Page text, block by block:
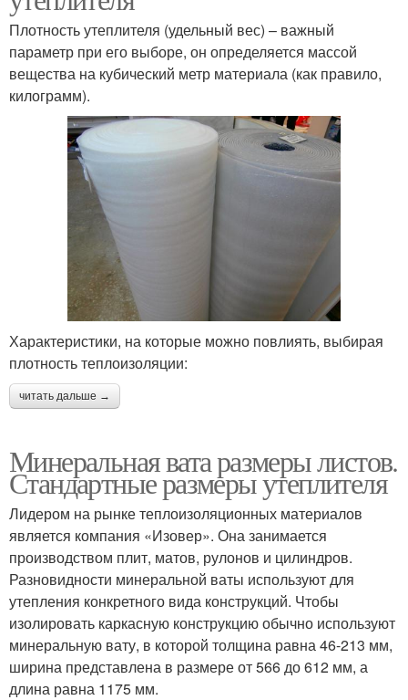
Плотность утеплителя (удельный вес) – важный
параметр при его выборе, он определяется массой
вещества на кубический метр материала (как правило,
килограмм).
Характеристики, на которые можно повлиять, выбирая
плотность теплоизоляции:
читать дальше →
Минеральная вата размеры листов.
Стандартные размеры утеплителя
Лидером на рынке теплоизоляционных материалов
является компания «Изовер». Она занимается
производством плит, матов, рулонов и цилиндров.
Разновидности минеральной ваты используют для
утепления конкретного вида конструкций. Чтобы
изолировать каркасную конструкцию обычно используют
минеральную вату, в которой толщина равна 46-213 мм,
ширина представлена в размере от 566 до 612 мм, а
длина равна 1175 мм.